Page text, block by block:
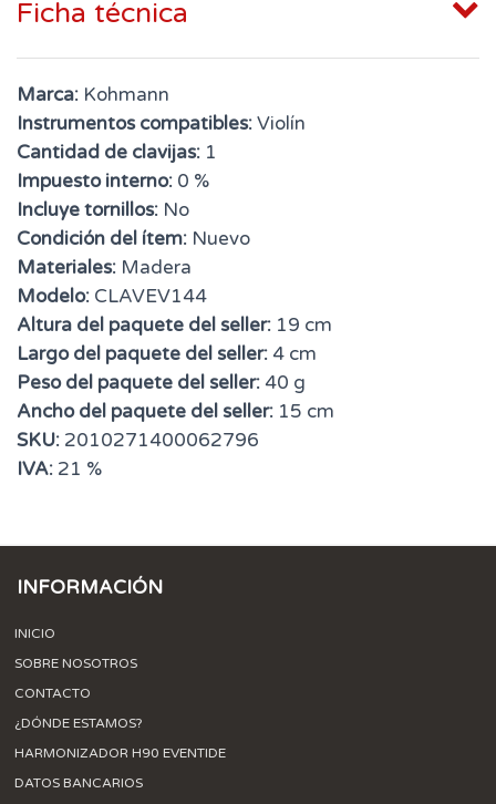
Ficha técnica
Marca: Kohmann
Instrumentos compatibles:Violín
Cantidad de clavijas: 1
Impuesto interno: 0 %
Incluye tornillos: No
Condición del ítem: Nuevo
Materiales: Madera
Modelo: CLAVEV144
Altura del paquete del seller: 19 cm
Largo del paquete del seller: 4 cm
Peso del paquete del seller: 40 g
Ancho del paquete del seller: 15 cm
SKU: 2010271400062796
IVA: 21 %
INFORMACIÓN
INICIO
SOBRE NOSOTROS
CONTACTO
¿DÓNDE ESTAMOS?
HARMONIZADOR H90 EVENTIDE
DATOS BANCARIOS